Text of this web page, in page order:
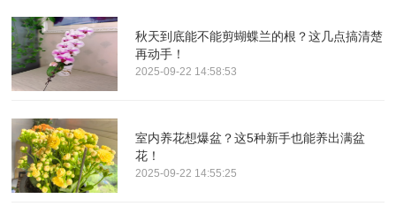
秋天到底能不能剪蝴蝶兰的根？这几点搞清楚
再动手！
2025-09-22 14:58:53
室内养花想爆盆？这5种新手也能养出满盆
花！
2025-09-22 14:55:25